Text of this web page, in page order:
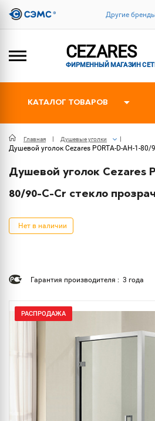
Другие
CEZARES
ФИРМЕННЫЙ МАГАЗИН
КАТАЛОГ ТОВАРОВ
Главная Душевые уголки
Душевой уголок Cezares PORTA-D-AH-1-80/
Душевой уголок Cezares
80/90-C-Cr стекло
Нет в наличии
Гарантия производителя : 3 года
РАСПРОДАЖА